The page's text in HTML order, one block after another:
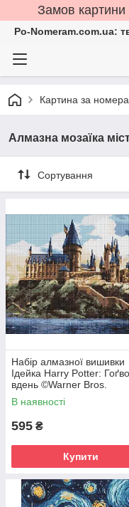
Замов картини
Po-Nomeram.com.ua:
Картина за
Алмазна мозаїка
Сортування
Набір алмазної вишивки
Ідейка Harry Potter:
вдень ©Warner Bros.
(AMO20360) 40 х 50 см
підрамнику)
В наявності
595 ₴
Купити